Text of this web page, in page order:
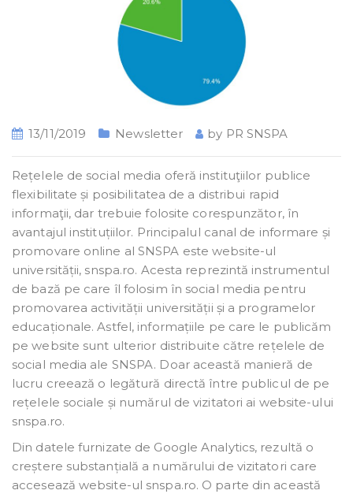
13/11/2019 Newsletter by PR SNSPA
Rețelele de social media oferă instituţiilor publice
flexibilitate și posibilitatea de a distribui rapid
informaţii, dar trebuie folosite corespunzător, în
avantajul instituțiilor. Principalul canal de informare și
promovare online al SNSPA este website-ul
universității, snspa.ro. Acesta reprezintă instrumentul
de bază pe care îl folosim în social media pentru
promovarea activității universității și a programelor
educaționale. Astfel, informațiile pe care le publicăm
pe website sunt ulterior distribuite către rețelele de
social media ale SNSPA. Doar această manieră de
lucru creează o legătură directă între publicul de pe
rețelele sociale și numărul de vizitatori ai website-ului
snspa.ro.
Din datele furnizate de Google Analytics, rezultă o
creștere substanțială a numărului de vizitatori care
accesează website-ul snspa.ro. O parte din această